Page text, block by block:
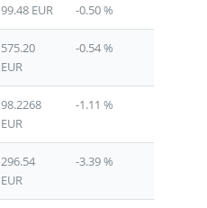
99.48 EUR -0.50 %
575.20
EUR
-0.54 %
98.2268
EUR
-1.11 %
296.54
EUR
-3.39 %